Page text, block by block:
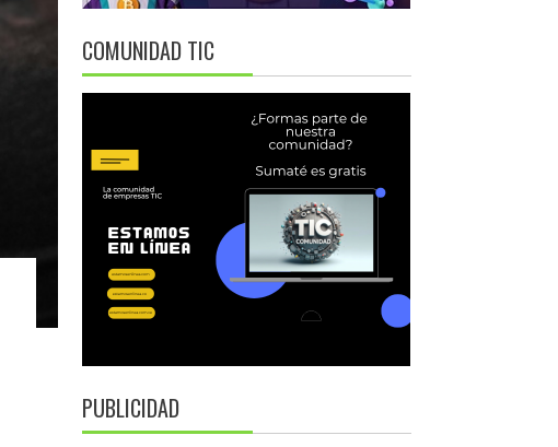
COMUNIDAD TIC
PUBLICIDAD